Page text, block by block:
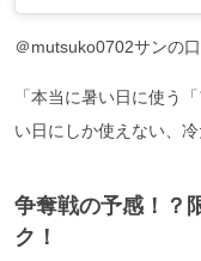
＠mutsuko0702サンの口
「本当に暑い日に使う
い日にしか使えない、
争奪戦の予感！？
ク ！